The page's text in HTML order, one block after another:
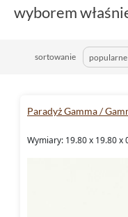
wyborem
Odkryj szeroki
pogodowe.
sortowanie
Paradyż Gamma /
Wymiary: 19.80 x 19.80 x